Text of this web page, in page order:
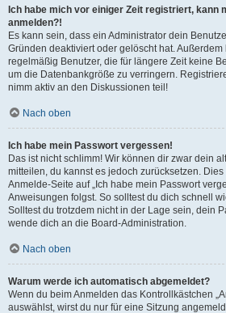
Ich habe mich vor einiger Zeit registriert, kann
anmelden?!
Es kann sein, dass ein Administrator dein
Gründen deaktiviert oder gelöscht hat.
regelmäßig Benutzer, die für längere Zeit keine
um die Datenbankgröße zu verringern.
nimm aktiv an den Diskussionen teil!
Nach oben
Ich habe mein Passwort vergessen!
Das ist nicht schlimm! Wir können dir zwar dein
mitteilen, du kannst es jedoch zurücksetzen.
Anmelde-Seite auf „Ich habe mein Passwort
Anweisungen folgst. So solltest du dich schnell
Solltest du trotzdem nicht in der Lage sein, dein
wende dich an die Board-Administration.
Nach oben
Warum werde ich automatisch abgemeldet?
Wenn du beim Anmelden das Kontrollkästchen
auswählst, wirst du nur für eine Sitzung